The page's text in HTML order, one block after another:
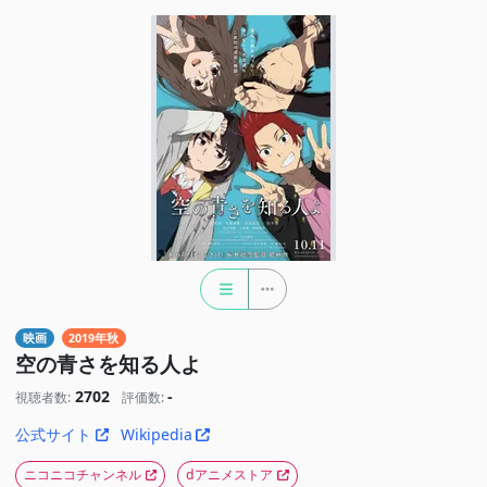
映画 2019年秋
空の青さを知る人よ
視聴者数: 2702 評価数: -
公式サイト
Wikipedia
ニコニコチャンネル
dアニメストア